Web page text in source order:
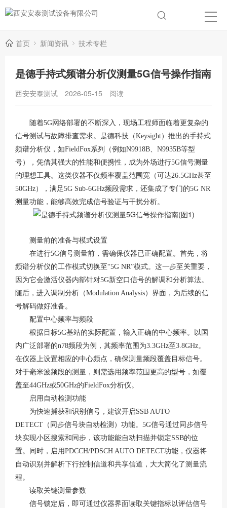
首页 新闻资讯 技术专栏
是德手持式频谱分析仪测量5G信号操作指南
西安安泰测试 2026-05-15 阅读
随着5G网络部署的不断深入，现场工程师面临着更复杂的
信号测试与故障排查需求。是德科技（Keysight）推出的手持式
频谱分析仪，如FieldFox系列（例如N9918B、N9935B等型
号），凭借其强大的性能和便携性，成为外场进行5G信号测量
的理想工具。这类仪器不仅频率覆盖范围宽（可达26.5GHz甚至
50GHz），满足5G Sub-6GHz频段需求，还集成了专门的5G NR
测量功能，能够高效完成信号验证与干扰分析。
测量前的准备与模式设置
在进行5G信号测量前，需确保仪器已正确配置。首先，将
频谱分析仪的工作模式切换至“5G NR”模式。这一步至关重要，
因为它会激活仪器内部针对5G新空口信号的解调和分析算法。
随后，进入调制分析（Modulation Analysis）界面，为后续的信
号解码做好准备。
配置中心频率与频段
根据目标5G基站的实际配置，输入正确的中心频率。以国
内广泛部署的n78频段为例，其频率范围为3.3GHz至3.8GHz。
在仪器上设置相应的中心频点，确保测量频段覆盖目标信号。
对于毫米波频段的测量，则需选用频率范围更高的型号，如覆
盖至44GHz或50GHz的FieldFox分析仪。
启用自动检测功能
为快速捕获和识别信号，建议开启SSB AUTO
DETECT（同步信号块自动检测）功能。5G信号通过同步信号
块实现小区搜索和同步，该功能能自动扫描并锁定SSB的位
置。同时，启用PDCCH/PDSCH AUTO DETECT功能，仪器将
自动识别并解析下行控制信道和共享信道，大大简化了测量流
程。
读取关键测量参数
信号锁定后，即可通过仪器界面读取关键指标以评估信号